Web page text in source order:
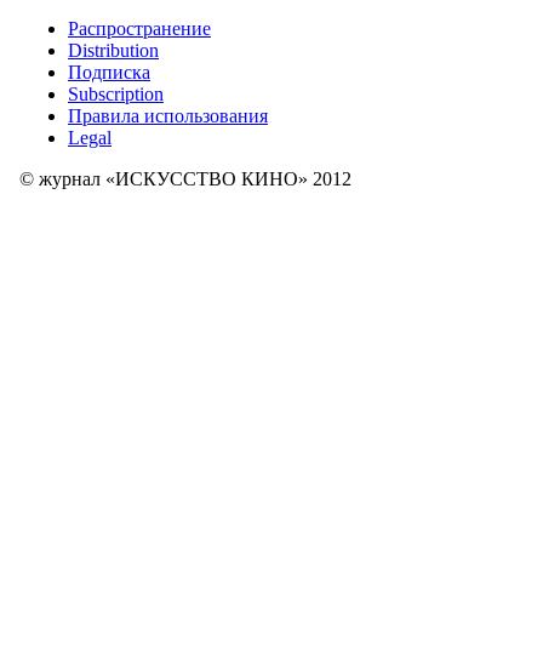
Распространение
Distribution
Подписка
Subscription
Правила использования
Legal
© журнал «ИСКУССТВО КИНО» 2012